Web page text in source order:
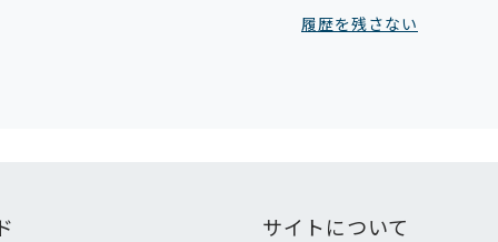
履歴を残さない
サイトについて